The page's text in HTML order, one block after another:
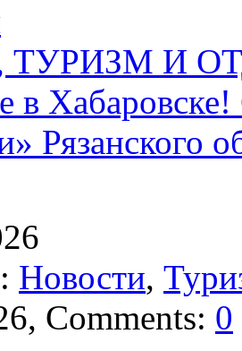
ТУРИЗМ И
в
Рязанского
Новости,
Comments: 0